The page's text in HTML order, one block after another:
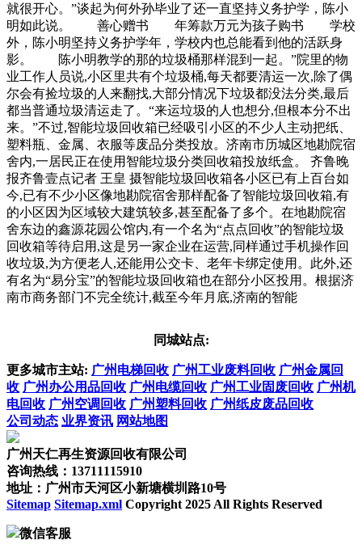
就很开心。”谈起为何外孙毕业了还一直坚持义务护学，陈小
明如此说。 善心赠书 年筹款万元为孩子购书 学校
外，陈小明坚持义务护学年，学校内也总能看到他的活跃身
影。 陈小明教学的那的垃圾桶那样混到一起。”院里的物
业工作人员说,小区里共有个垃圾桶,每天都要清运一次,除了偶
尔会有捡垃圾的人来翻找,大部分情况下垃圾都没法分类,最后
都当普通垃圾清运走了。“来运垃圾的人也想分,但根本分不出
来。”不过,智能垃圾回收箱已经吸引小区的不少人主动把纸、
塑料瓶、金属、衣服等废品分类投放。济南市历城区地勘院宿
舍内,一居民正在使用智能垃圾分类回收箱投放纸盒。 齐鲁晚
报齐鲁壹点记者 王皇 摄智能垃圾回收箱各小区已有上百台如
今,已有不少小区像地勘院宿舍那样配备了智能垃圾回收箱,有
的小区因为区域较大建筑较多,甚至配备了多个。在地勘院宿
舍东边的鑫源花园公馆内,有一个名为“点点回收”的智能垃圾
回收箱等待启用,这是另一家企业在运营,同样通过手机操作回
收垃圾,为方便老人,还能用公交卡、老年卡绑定使用。此外,还
有名为“易分宝”的智能垃圾回收箱也在部分小区投用。根据济
南市商务部门不完全统计,截至今年月底,济南的智能
同城站点:
更多城市主站: 广州电梯回收 广州工业废料回收 广州金属回
收 广州办公用品回收 广州电缆回收 广州工业固废回收 广州机
电回收 广州空调回收 广州塑料回收 广州纸皮废品回收
公司动态 业界资讯 网站地图
广州天仁再生资源回收有限公司
咨询热线：13711115910
地址：广州市天河区小新塘横圳路10号
Sitemap Sitemap.xml Copyright 2025 All Rights Reserved
微信客服